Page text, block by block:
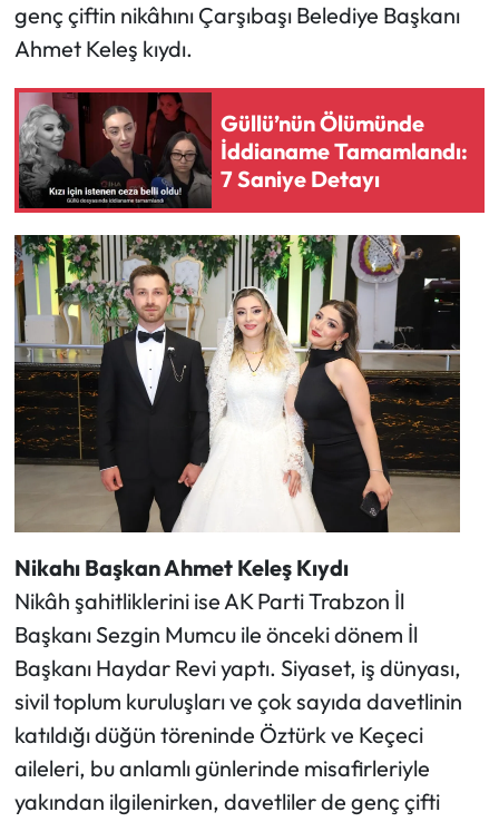
genç çiftin nikâhını Çarşıbaşı Belediye Başkanı
Ahmet Keleş kıydı.
Güllü’nün Ölümünde
İddianame Tamamlandı:
7 Saniye Detayı
Nikahı Başkan Ahmet Keleş Kıydı
Nikâh şahitliklerini ise AK Parti Trabzon İl
Başkanı Sezgin Mumcu ile önceki dönem İl
Başkanı Haydar Revi yaptı. Siyaset, iş dünyası,
sivil toplum kuruluşları ve çok sayıda davetlinin
katıldığı düğün töreninde Öztürk ve Keçeci
aileleri, bu anlamlı günlerinde misafirleriyle
yakından ilgilenirken, davetliler de genç çifti